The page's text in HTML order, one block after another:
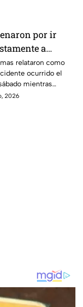
por ir
a
de velocidad!
de Nuevo
relatan cómo
asaltados en
relataron como
ocurrido el
mientras
de la Ciudad de
2026